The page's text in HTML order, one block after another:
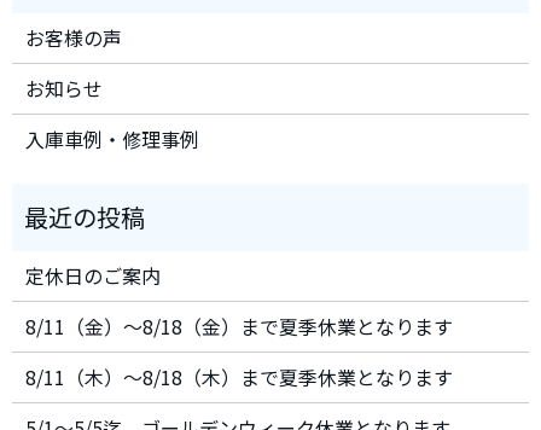
お客様の声
お知らせ
入庫車例・修理事例
定休日のご案内
8/11（金）～8/18（金）まで夏季休業となります
8/11（木）～8/18（木）まで夏季休業となります